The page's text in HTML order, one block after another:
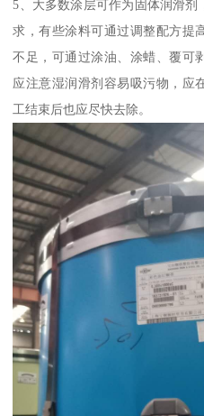
5、大多数涂层可作为固体润滑
求，有些涂料可通过调整配方提
不足，可通过涂油、涂蜡、覆可
应注意湿润滑剂容易吸污物，应
工结束后也应尽快去除。